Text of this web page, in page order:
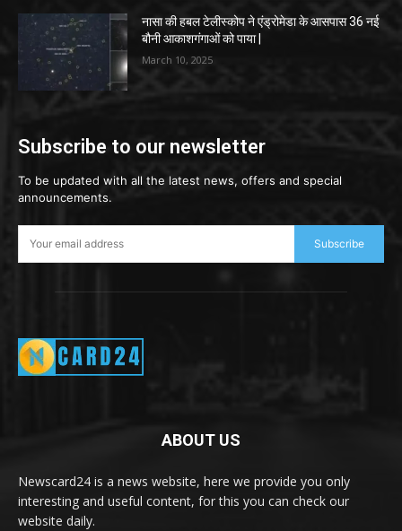
नासा की हबल टेलीस्कोप ने एंड्रोमेडा के आसपास 36 नई
बौनी आकाशगंगाओं को पाया |
March 10, 2025
Subscribe to our newsletter
To be updated with all the latest news, offers and special
announcements.
Subscribe
ABOUT US
Newscard24 is a news website, here we provide you only
interesting and useful content, for this you can check our
website daily.